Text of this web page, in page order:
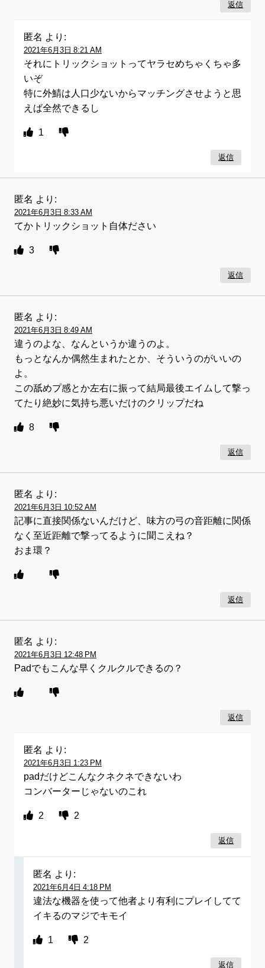
返信
匿名 より:
2021年6月3日 8:21 AM
それにトリックショットってヤラセめちゃくちゃ多
いぞ
特に外鯖は人口少ないからマッチングさせようと思
えば全然できるし
1
返信
匿名 より:
2021年6月3日 8:33 AM
てかトリックショット自体ださい
3
返信
匿名 より:
2021年6月3日 8:49 AM
違うのよな、なんというか違うのよ。
もっとなんか偶然生まれたとか、そういうのがいいの
よ。
この舐めプ感とか左右に振って結局最後エイムして撃っ
てたり絶妙に気持ち悪いだけのクリップだね
8
返信
匿名 より:
2021年6月3日 10:52 AM
記事に直接関係ないんだけど、味方の弓の音距離に関係
なく至近距離で撃ってるように聞こえね？
おま環？
返信
匿名 より:
2021年6月3日 12:48 PM
Padでもこんな早くクルクルできるの？
返信
匿名 より:
2021年6月3日 1:23 PM
padだけどこんなクネクネできないわ
コンバーターじゃないのこれ
2 2
返信
匿名 より:
2021年6月4日 4:18 PM
違法な機器を使って他者より有利にプレイしてて
イキるのマジでキモイ
1 2
返信